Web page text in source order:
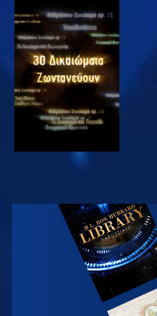
ΠΑΡΑΚΟΛΟΥΘΗΣΤΕ
ΠΑΡΑΚΟΛΟΥΘΗΣΤΕ